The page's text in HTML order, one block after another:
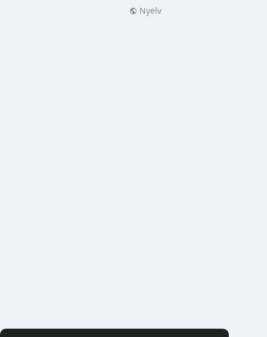
Nyelv